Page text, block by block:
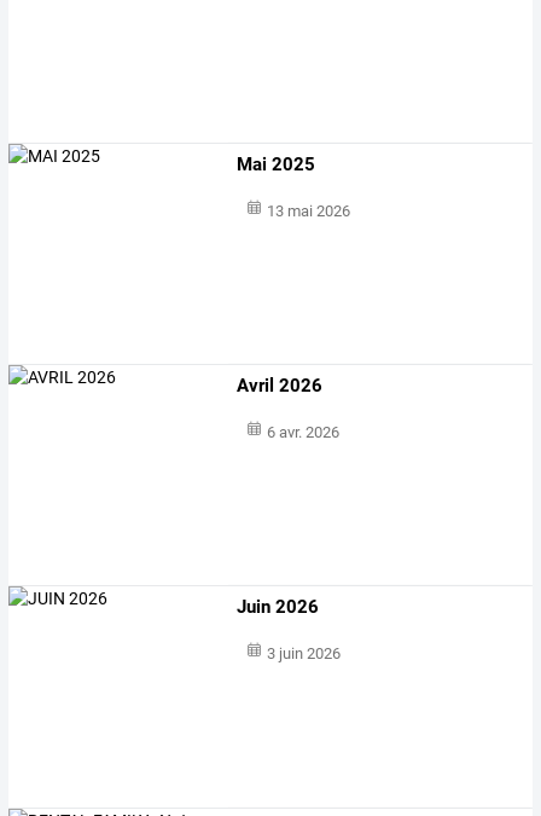
Mai 2025
13 mai 2026
Avril 2026
6 avr. 2026
Juin 2026
3 juin 2026